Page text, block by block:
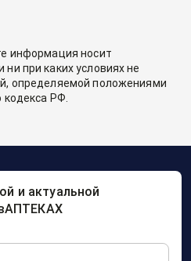
информация носит
при каких условиях не
определяемой положениями
РФ.
и актуальной